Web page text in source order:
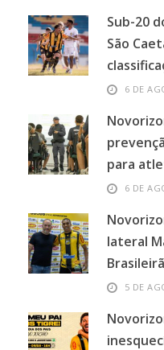
Sub-20
São
6 DE
para
6 DE
lateral
5 DE